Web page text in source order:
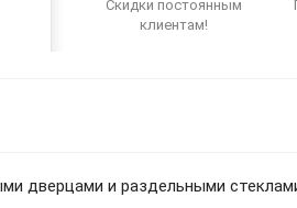
Скидки постоянным
клиентам!
дверцами и раздельными